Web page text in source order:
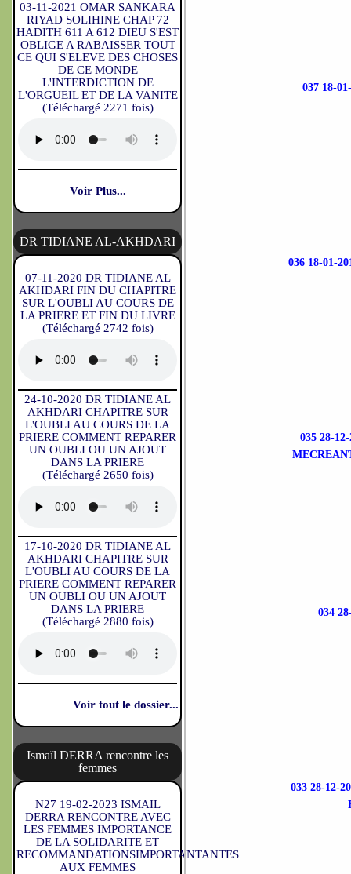
03-11-2021 OMAR SANKARA
RIYAD SOLIHINE CHAP 72
HADITH 611 A 612 DIEU S'EST
OBLIGE A RABAISSER TOUT
CE QUI S'ELEVE DES CHOSES
DE CE MONDE
L'INTERDICTION DE
L'ORGUEIL ET DE LA VANITE
(Téléchargé 2271 fois)
Voir Plus...
DR TIDIANE AL-AKHDARI
07-11-2020 DR TIDIANE AL
AKHDARI FIN DU CHAPITRE
SUR L'OUBLI AU COURS DE
LA PRIERE ET FIN DU LIVRE
(Téléchargé 2742 fois)
24-10-2020 DR TIDIANE AL
AKHDARI CHAPITRE SUR
L'OUBLI AU COURS DE LA
PRIERE COMMENT REPARER
UN OUBLI OU UN AJOUT
DANS LA PRIERE
(Téléchargé 2650 fois)
17-10-2020 DR TIDIANE AL
AKHDARI CHAPITRE SUR
L'OUBLI AU COURS DE LA
PRIERE COMMENT REPARER
UN OUBLI OU UN AJOUT
DANS LA PRIERE
(Téléchargé 2880 fois)
Voir tout le dossier...
Ismaïl DERRA rencontre les
femmes
N27 19-02-2023 ISMAIL
DERRA RENCONTRE AVEC
LES FEMMES IMPORTANCE
DE LA SOLIDARITE ET
RECOMMANDATIONSIMPORTANTANTES
AUX FEMMES
037 18-
036 18-01-
035 28-
034
033 28-12-